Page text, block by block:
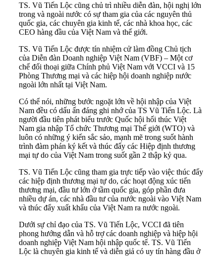
TS. Vũ Tiến Lộc cũng chủ trì nhiều diễn đàn, hội nghị lớn
trong và ngoài nước có sự tham gia của các nguyên thủ
quốc gia, các chuyên gia kinh tế, các nhà khoa học, các
CEO hàng đầu của Việt Nam và thế giới.
TS. Vũ Tiến Lộc được tín nhiệm cử làm đồng Chủ tịch
của Diễn đàn Doanh nghiệp Việt Nam (VBF) – Một cơ
chế đối thoại giữa Chính phủ Việt Nam với VCCI và 15
Phòng Thương mại và các hiệp hội doanh nghiệp nước
ngoài lớn nhất tại Việt Nam.
Có thể nói, những bước ngoặt lớn về hội nhập của Việt
Nam đều có dấu ấn đáng ghi nhớ của TS Vũ Tiến Lộc. Là
người đầu tiên phát biểu trước Quốc hội hối thúc Việt
Nam gia nhập Tổ chức Thương mại Thế giới (WTO) và
luôn có những ý kiến sắc sảo, mạnh mẽ trong suốt hành
trình đàm phán ký kết và thúc đẩy các Hiệp định thương
mại tự do của Việt Nam trong suốt gần 2 thập kỷ qua.
TS. Vũ Tiến Lộc cũng tham gia trực tiếp vào việc thúc đẩy
các hiệp định thương mại tự do, các hoạt động xúc tiến
thương mại, đầu tư lớn ở tầm quốc gia, góp phần đưa
nhiều dự án, các nhà đầu tư của nước ngoài vào Việt Nam
và thúc đẩy xuất khẩu của Việt Nam ra nước ngoài.
Dưới sự chỉ đạo của TS. Vũ Tiến Lộc, VCCI đã tiên
phong hướng dẫn và hỗ trợ các doanh nghiệp và hiệp hội
doanh nghiệp Việt Nam hội nhập quốc tế. TS. Vũ Tiến
Lộc là chuyên gia kinh tế và diễn giả có uy tín hàng đầu ở